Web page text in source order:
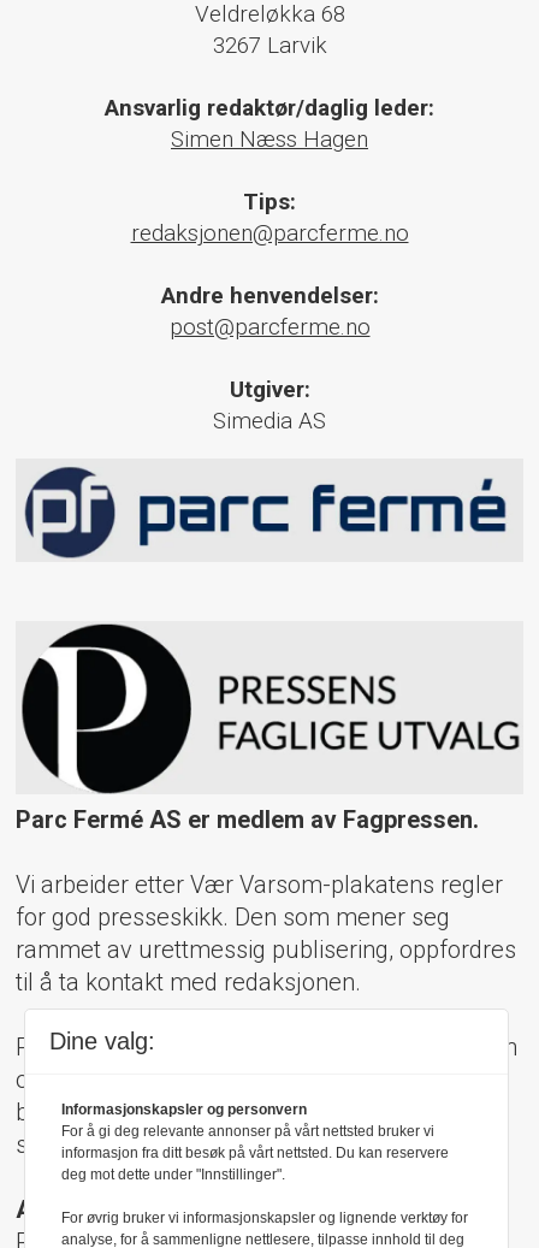
Veldreløkka 68
3267 Larvik
Ansvarlig redaktør/daglig leder:
Simen Næss Hagen
Tips:
redaksjonen@parcferme.no
Andre henvendelser:
post@parcferme.no
Utgiver:
Simedia AS
Parc Fermé AS er medlem av Fagpressen.
Vi arbeider etter Vær Varsom-plakatens regler
for god presseskikk. Den som mener seg
rammet av urettmessig publisering, oppfordres
til å ta kontakt med redaksjonen.
Pressens Faglige Utvalg (PFU) er et klageorgan
oppnevnt av Norsk Presseforbund som
behandler klager mot mediene i presseetiske
spørsmål.
Adresse:
Dine valg:
Informasjonskapsler og personvern
For å gi deg relevante annonser på vårt nettsted bruker vi
informasjon fra ditt besøk på vårt nettsted. Du kan reservere
deg mot dette under "Innstillinger".
For øvrig bruker vi informasjonskapsler og lignende verktøy for
analyse, for å sammenligne nettlesere, tilpasse innhold til deg